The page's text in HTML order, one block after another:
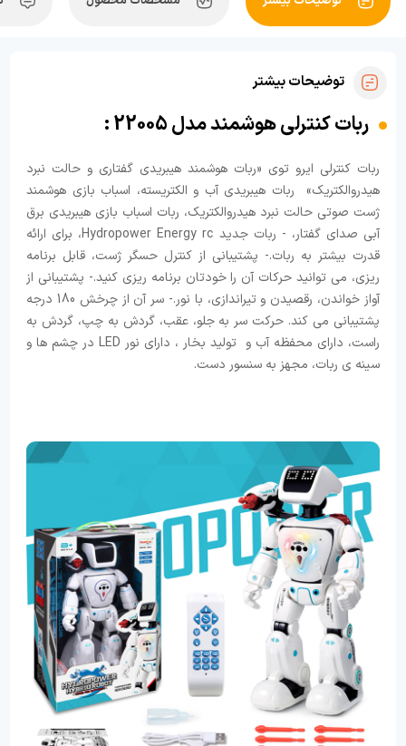
توضیحات بیشتر
ربات کنترلی هوشمند مدل 22005 :
ربات کنترلی ایرو توی «ربات هوشمند هیبریدی گفتاری و حالت نبرد
هیدروالکتریک» ربات هیبریدی آب و الکتریسته، اسباب بازی هوشمند
ژست صوتی حالت نبرد هیدروالکتریک، ربات اسباب بازی هیبریدی برق
آبی صدای گفتار، - ربات جدید Hydropower Energy rc، برای ارائه
قدرت بیشتر به ربات.- پشتیبانی از کنترل حسگر ژست، قابل برنامه
ریزی، می توانید حرکات آن را خودتان برنامه ریزی کنید.- پشتیبانی از
آواز خواندن، رقصیدن و تیراندازی، با نور.- سر آن از چرخش 180 درجه
پشتیبانی می کند. حرکت سر به جلو، عقب، گردش به چپ، گردش به
راست، دارای محفظه آب و تولید بخار ، دارای نور LED در چشم ها و
سینه ی ربات، مجهز به سنسور دست.